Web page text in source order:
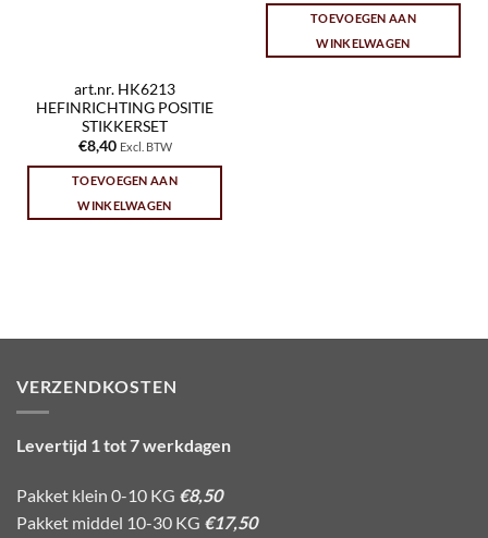
art.nr. HK6213
HEFINRICHTING POSITIE
STIKKERSET
€8,40 Excl. BTW
TOEVOEGEN AAN
WINKELWAGEN
TOEVOEGEN AAN
WINKELWAGEN
VERZENDKOSTEN
Levertijd 1 tot 7 werkdagen
Pakket klein 0-10 KG €8,50
Pakket middel 10-30 KG €17,50